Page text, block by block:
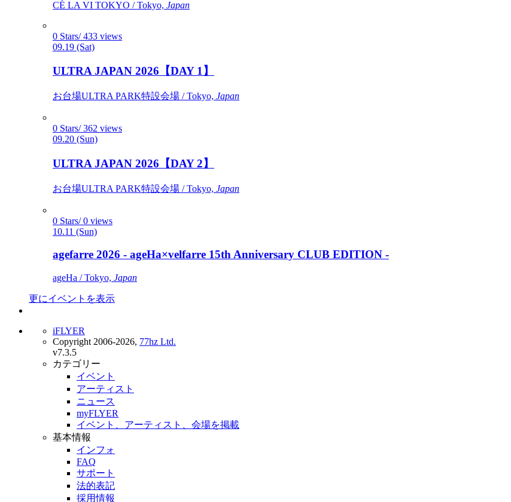
CÉ LA VI TOKYO / Tokyo, Japan
0 Stars/ 433 views
09.19 (Sat)
ULTRA JAPAN 2026【DAY 1】
お台場ULTRA PARK特設会場 / Tokyo, Japan
0 Stars/ 362 views
09.20 (Sun)
ULTRA JAPAN 2026【DAY 2】
お台場ULTRA PARK特設会場 / Tokyo, Japan
0 Stars/ 0 views
10.11 (Sun)
agefarre 2026 - ageHa×velfarre 15th Anniversary CLUB EDITION -
ageHa / Tokyo, Japan
更にイベントを表示
iFLYER
Copyright 2006-2026, 77hz Ltd.
v7.3.5
カテゴリー
イベント
アーティスト
ニュース
myFLYER
イベント、アーティスト、会場を掲載
基本情報
インフォ
FAQ
サポート
法的表記
採用情報